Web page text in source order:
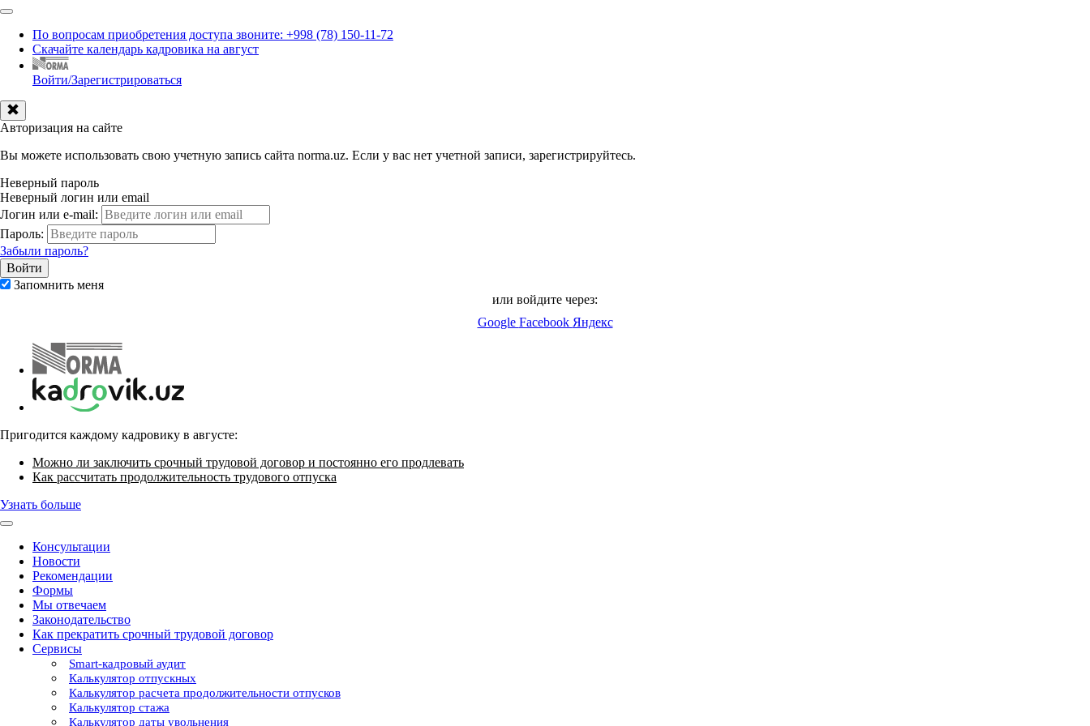
По вопросам приобретения доступа звоните: +998 (78) 150-11-72
Скачайте календарь кадровика на август
Войти/Зарегистрироваться
Авторизация на сайте
Вы можете использовать свою учетную запись сайта norma.uz. Если у вас нет учетной записи, зарегистрируйтесь.
Неверный пароль
Неверный логин или email
Логин или e-mail:
Пароль:
Забыли пароль?
Запомнить меня
или войдите через:
Google Facebook Яндекс
Пригодится каждому кадровику в августе:
Можно ли заключить срочный трудовой договор и постоянно его продлевать
Как рассчитать продолжительность трудового отпуска
Узнать больше
Консультации
Новости
Рекомендации
Формы
Мы отвечаем
Законодательство
Как прекратить срочный трудовой договор
Сервисы
Smart-кадровый аудит
Калькулятор отпускных
Калькулятор расчета продолжительности отпусков
Калькулятор стажа
Калькулятор даты увольнения